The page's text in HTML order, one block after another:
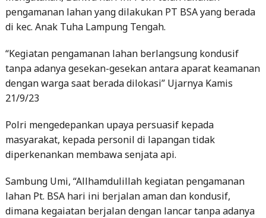
pengamanan lahan yang dilakukan PT BSA yang berada
di kec. Anak Tuha Lampung Tengah.
“Kegiatan pengamanan lahan berlangsung kondusif
tanpa adanya gesekan-gesekan antara aparat keamanan
dengan warga saat berada dilokasi” Ujarnya Kamis
21/9/23
Polri mengedepankan upaya persuasif kepada
masyarakat, kepada personil di lapangan tidak
diperkenankan membawa senjata api.
Sambung Umi, “Allhamdulillah kegiatan pengamanan
lahan Pt. BSA hari ini berjalan aman dan kondusif,
dimana kegaiatan berjalan dengan lancar tanpa adanya